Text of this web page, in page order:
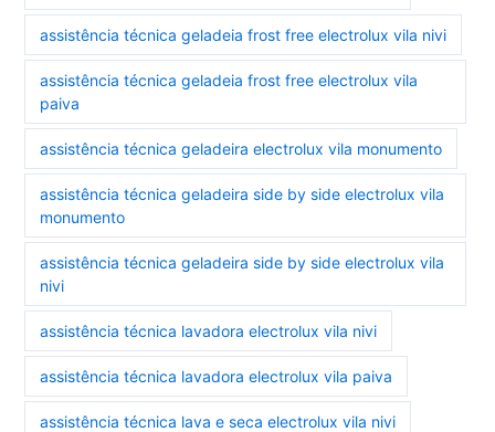
assistência técnica geladeia frost free electrolux vila nivi
assistência técnica geladeia frost free electrolux vila
paiva
assistência técnica geladeira electrolux vila monumento
assistência técnica geladeira side by side electrolux vila
monumento
assistência técnica geladeira side by side electrolux vila
nivi
assistência técnica lavadora electrolux vila nivi
assistência técnica lavadora electrolux vila paiva
assistência técnica lava e seca electrolux vila nivi